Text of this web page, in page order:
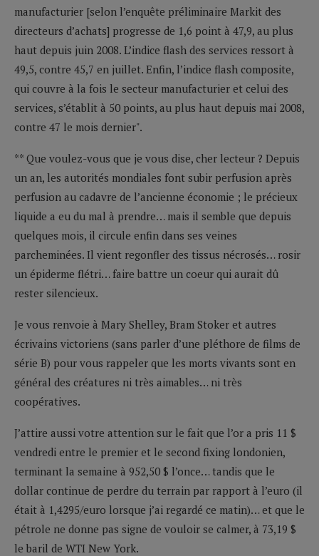
manufacturier [selon l’enquête préliminaire Markit des
directeurs d’achats] progresse de 1,6 point à 47,9, au plus
haut depuis juin 2008. L’indice flash des services ressort à
49,5, contre 45,7 en juillet. Enfin, l’indice flash composite,
qui couvre à la fois le secteur manufacturier et celui des
services, s’établit à 50 points, au plus haut depuis mai 2008,
contre 47 le mois dernier".
** Que voulez-vous que je vous dise, cher lecteur ? Depuis
un an, les autorités mondiales font subir perfusion après
perfusion au cadavre de l’ancienne économie ; le précieux
liquide a eu du mal à prendre… mais il semble que depuis
quelques mois, il circule enfin dans ses veines
parcheminées. Il vient regonfler des tissus nécrosés… rosir
un épiderme flétri… faire battre un coeur qui aurait dû
rester silencieux.
Je vous renvoie à Mary Shelley, Bram Stoker et autres
écrivains victoriens (sans parler d’une pléthore de films de
série B) pour vous rappeler que les morts vivants sont en
général des créatures ni très aimables… ni très
coopératives.
J’attire aussi votre attention sur le fait que l’or a pris 11 $
vendredi entre le premier et le second fixing londonien,
terminant la semaine à 952,50 $ l’once… tandis que le
dollar continue de perdre du terrain par rapport à l’euro (il
était à 1,4295/euro lorsque j’ai regardé ce matin)… et que le
pétrole ne donne pas signe de vouloir se calmer, à 73,19 $
le baril de WTI New York.